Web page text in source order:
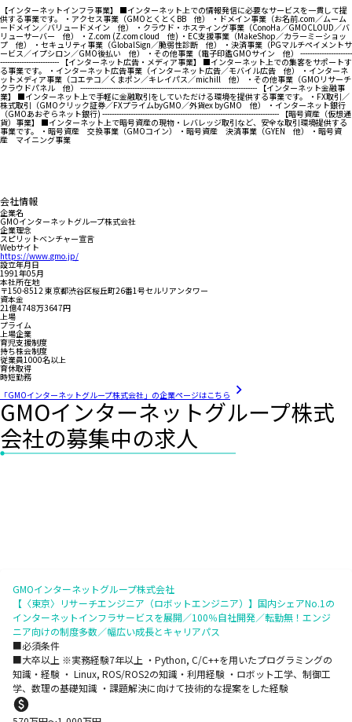
【インターネットインフラ事業】 ■インターネット上での情報発信に必要なサービスを一貫して提
供する事業です。 ・アクセス事業（GMOとくとくBB 他） ・ドメイン事業（お名前.com／ムーム
ードメイン／バリュードメイン 他） ・クラウド・ホスティング事業（ConoHa／GMOCLOUD／バ
リューサーバー 他） ・Z.com (Z.com cloud 他) ・EC支援事業（MakeShop／カラーミーショッ
プ 他） ・セキュリティ事業（GlobalSign／脆弱性診断 他） ・決済事業（PGマルチペイメントサ
ービス／イプシロン／GMO後払い 他） ・その他事業（電子印鑑GMOサイン 他） ----------------------
------------------------- 【インターネット広告・メディア事業】 ■インターネット上での集客をサポートす
る事業です。 ・インターネット広告事業（インターネット広告／モバイル広告 他） ・インターネ
ットメディア事業（コエテコ／くまポン／キレイパス／michill 他） ・その他事業（GMOリサーチ
クラウドパネル 他） --------------------------------------------------------------------------- 【インターネット金融事
業】 ■インターネット上で手軽に金融取引をしていただける環境を提供する事業です。 ・FX取引／
株式取引（GMOクリック証券／FXプライムbyGMO／外貨ex byGMO 他） ・インターネット銀行
（GMOあおぞらネット銀行) --------------------------------------------------------------------------- 【暗号資産（仮想通
貨）事業】 ■インターネット上で暗号資産の現物・レバレッジ取引など、安全な取引環境提供する
事業です。 ・暗号資産 交換事業（GMOコイン） ・暗号資産 決済事業（GYEN 他） ・暗号資
産 マイニング事業
会社情報
企業名
GMOインターネットグループ株式会社
企業理念
スピリットベンチャー宣言
Webサイト
https://www.gmo.jp/
設立年月日
1991年05月
本社所在地
〒150-8512 東京都渋谷区桜丘町26番1号セルリアンタワー
資本金
21億4748万3647円
上場
プライム
上場企業
育児支援制度
持ち株会制度
従業員1000名以上
育休取得
時短勤務
「GMOインターネットグループ株式会社」の企業ページはこちら
GMOインターネットグループ株式
会社の募集中の求人
GMOインターネットグループ株式会社
【〈東京〉リサーチエンジニア（ロボットエンジニア）】国内シェアNo.1の
インターネットインフラサービスを展開／100％自社開発／転勤無！エンジ
ニア向けの制度多数／幅広い成長とキャリアパス
■必須条件
■大卒以上 ※実務経験7年以上 ・Python, C/C++を用いたプログラミングの
知識・経験 ・ Linux, ROS/ROS2の知識・利用経験 ・ロボット工学、制御工
学、数理の基礎知識 ・課題解決に向けて技術的な提案をした経験